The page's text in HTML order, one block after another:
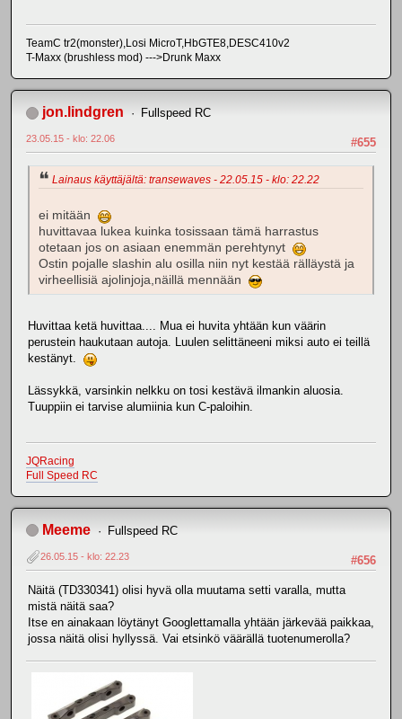
TeamC tr2(monster),Losi MicroT,HbGTE8,DESC410v2
T-Maxx (brushless mod) --->Drunk Maxx
jon.lindgren Fullspeed RC
#655
23.05.15 - klo: 22.06
Lainaus käyttäjältä: transewaves - 22.05.15 - klo: 22.22
ei mitään
huvittavaa lukea kuinka tosissaan tämä harrastus
otetaan jos on asiaan enemmän perehtynyt
Ostin pojalle slashin alu osilla niin nyt kestää rälläystä ja
virheellisiä ajolinjoja,näillä mennään
Huvittaa ketä huvittaa.... Mua ei huvita yhtään kun väärin
perustein haukutaan autoja. Luulen selittäneeni miksi auto ei teillä
kestänyt.
Lässykkä, varsinkin nelkku on tosi kestävä ilmankin aluosia.
Tuuppiin ei tarvise alumiinia kun C-paloihin.
JQRacing
Full Speed RC
Meeme Fullspeed RC
#656
26.05.15 - klo: 22.23
Näitä (TD330341) olisi hyvä olla muutama setti varalla, mutta
mistä näitä saa?
Itse en ainakaan löytänyt Googlettamalla yhtään järkevää paikkaa,
jossa näitä olisi hyllyssä. Vai etsinkö väärällä tuotenumerolla?